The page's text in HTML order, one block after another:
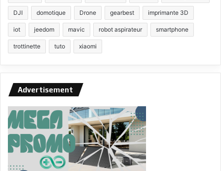
DJI domotique Drone gearbest imprimante 3D
iot jeedom mavic robot aspirateur smartphone
trottinette tuto xiaomi
Advertisement